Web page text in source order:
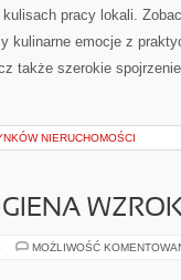
kulisach pracy lokali.
kulinarne emocje z
także szerokie
NIERUCHOMOŚCI
MOŻLIWOŚĆ